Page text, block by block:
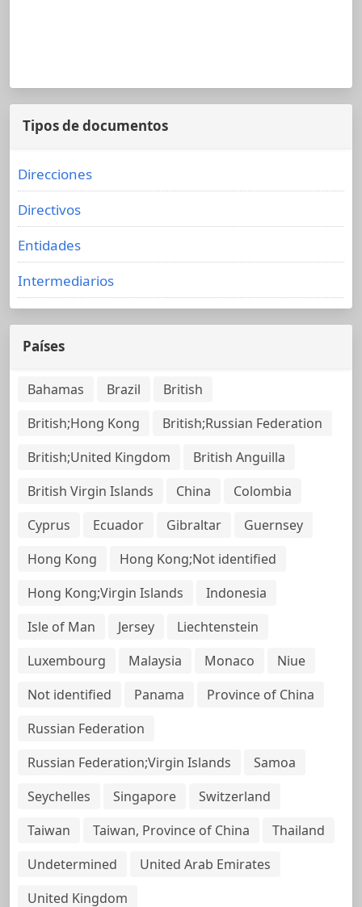
Tipos de documentos
Direcciones
Directivos
Entidades
Intermediarios
Países
Bahamas Brazil
British
British;Hong Kong
British;Russian Federation
British;United Kingdom
British Anguilla
British Virgin Islands
China
Colombia
Cyprus
Ecuador Gibraltar
Guernsey
Hong Kong
Hong Kong;Not identified
Hong Kong;Virgin Islands
Indonesia
Isle of Man
Jersey
Liechtenstein
Luxembourg
Malaysia Monaco
Niue
Not identified
Panama
Province of China
Russian Federation
Russian Federation;Virgin Islands
Samoa
Seychelles
Singapore
Switzerland
Taiwan
Taiwan, Province of China
Thailand
Undetermined
United Arab Emirates
United Kingdom